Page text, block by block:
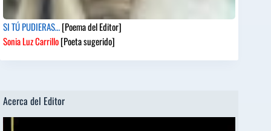
SI TÚ PUDIERAS…[Poema del Editor]
Sonia Luz Carrillo[Poeta sugerido]
Acerca del Editor